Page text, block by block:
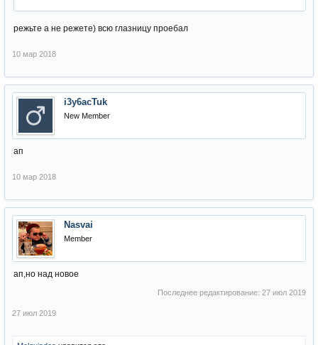
режьте а не режете) всю глазницу проебал
10 мар 2018
i3y6acTuk
New Member
ап
10 мар 2018
Nasvai
Member
ап,но над новое
Последнее редактирование: 27 июл 2019
27 июл 2019